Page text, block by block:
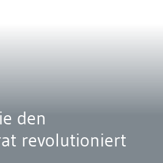
den
revolutioniert